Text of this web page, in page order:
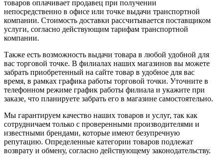
товаров оплачивает продавец при получении
непосредственно в офисе или точке выдачи транспортной
компании. Стоимость доставки рассчитывается поставщиком
услуги, согласно действующим тарифам транспортной
компании.
Также есть возможность выдачи товара в любой удобной для
вас торговой точке. В филиалах наших магазинов вы можете
забрать приобретенный на сайте товар в удобное для вас
время, в рамках графика работы торговой точки. Уточните в
телефонном режиме график работы филиала и укажите при
заказе, что планируете забрать его в магазине самостоятельно.
Мы гарантируем качество наших товаров и услуг, так как
сотрудничаем только с проверенными производителями и
известными брендами, которые имеют безупречную
репутацию. Определенные категории товаров подлежат
возврату и обмену, согласно действующему законодательству.